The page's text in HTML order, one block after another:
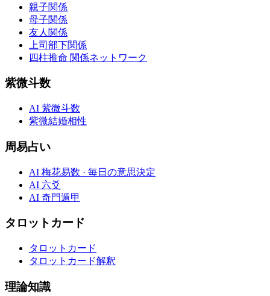
親子関係
母子関係
友人関係
上司部下関係
四柱推命 関係ネットワーク
紫微斗数
AI 紫微斗数
紫微結婚相性
周易占い
AI 梅花易数 · 毎日の意思決定
AI 六爻
AI 奇門遁甲
タロットカード
タロットカード
タロットカード解釈
理論知識